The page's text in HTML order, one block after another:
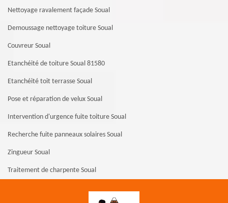
Nettoyage ravalement façade Soual
Demoussage nettoyage toiture Soual
Couvreur Soual
Etanchéité de toiture Soual 81580
Etanchéité toit terrasse Soual
Pose et réparation de velux Soual
Intervention d'urgence fuite toiture Soual
Recherche fuite panneaux solaires Soual
Zingueur Soual
Traitement de charpente Soual